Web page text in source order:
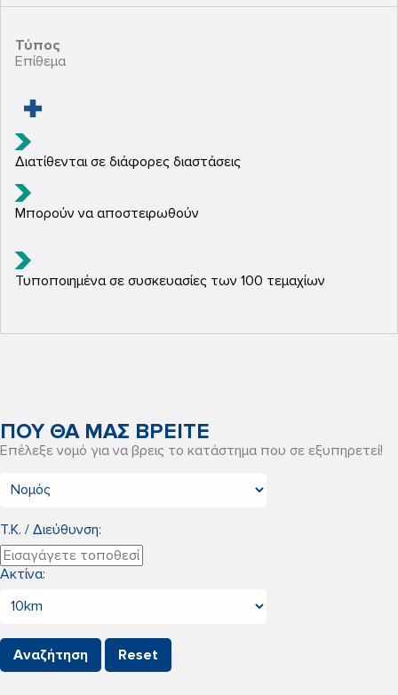
Τύπος
Επίθεμα
Διατίθενται σε διάφορες διαστάσεις
Μπορούν να αποστειρωθούν
Τυποποιημένα σε συσκευασίες των 100 τεμαχίων
ΠΟΥ ΘΑ ΜΑΣ ΒΡΕΙΤΕ
Επέλεξε νομό για να βρεις το κατάστημα που σε εξυπηρετεί!
Τ.Κ. / Διεύθυνση:
Ακτίνα: